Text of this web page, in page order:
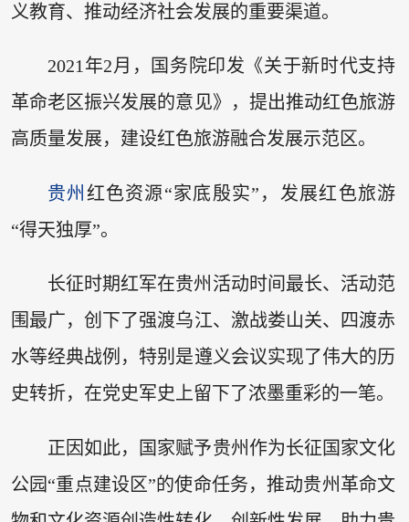
义教育、推动经济社会发展的重要渠道。
2021年2月，国务院印发《关于新时代支持
革命老区振兴发展的意见》，提出推动红色旅游
高质量发展，建设红色旅游融合发展示范区。
贵州 红色资源“家底殷实”，发展红色旅游
“得天独厚”。
长征时期红军在贵州活动时间最长、活动范
围最广，创下了强渡乌江、激战娄山关、四渡赤
水等经典战例，特别是遵义会议实现了伟大的历
史转折，在党史军史上留下了浓墨重彩的一笔。
正因如此，国家赋予贵州作为长征国家文化
公园“重点建设区”的使命任务，推动贵州革命文